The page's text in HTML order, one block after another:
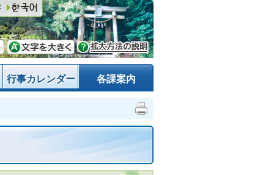
行事カレンダー 各課案内